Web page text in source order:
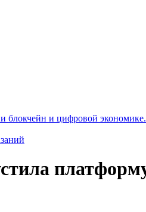
блокчейн и цифровой экономике.